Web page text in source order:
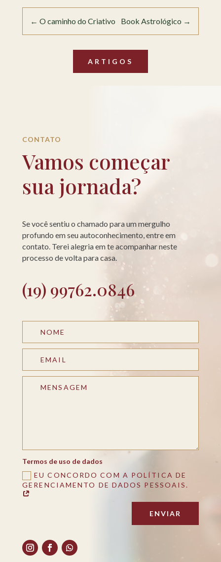
← O caminho do Criativo Book Astrológico →
ARTIGOS
CONTATO
Vamos começar
sua jornada?
Se você sentiu o chamado para um mergulho
profundo em seu autoconhecimento, entre em
contato. Terei alegria em te acompanhar neste
processo de volta para casa.
(19) 99762.0846
Termos de uso de dados
EU CONCORDO COM A POLÍTICA DE
GERENCIAMENTO DE DADOS PESSOAIS.
ENVIAR